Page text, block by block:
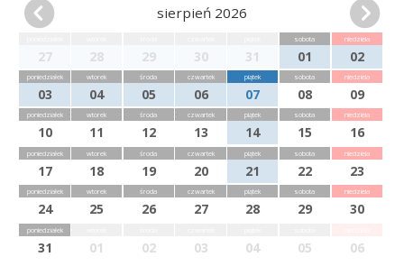
sierpień 2026
27 28 29 30 31
sobota
01
niedziela
02
poniedziałek
03
wtorek
04
środa
05
czwartek
06
piątek
07
sobota
08
niedziela
09
poniedziałek
10
wtorek
11
środa
12
czwartek
13
piątek
14
sobota
15
niedziela
16
poniedziałek
17
wtorek
18
środa
19
czwartek
20
piątek
21
sobota
22
niedziela
23
poniedziałek
24
wtorek
25
środa
26
czwartek
27
piątek
28
sobota
29
niedziela
30
poniedziałek
31 01 02 03 04 05 06